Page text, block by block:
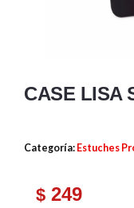
CASE LISA
Categoría: Estuches
$ 249